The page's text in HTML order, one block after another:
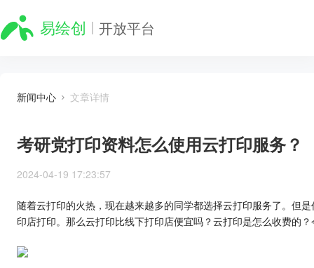
开放平台
新闻中心 文章详情
考研党打印资料怎么使用云打印服务？
2024-04-19 17:23:57
随着云打印的火热，现在越来越多的同学都选择云打印服务了。但
印店打印。那么云打印比线下打印店便宜吗？云打印是怎么收费的